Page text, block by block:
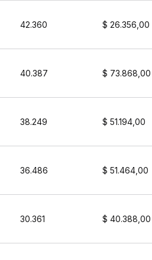
42.360 $ 26.356,00
40.387 $ 73.868,00
38.249 $ 51.194,00
36.486 $ 51.464,00
30.361 $ 40.388,00